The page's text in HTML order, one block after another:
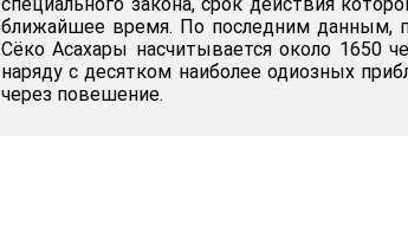
ближайшее время. По последним данным,
Сёко Асахары насчитывается около 1650
наряду с десятком наиболее одиозных
через повешение.